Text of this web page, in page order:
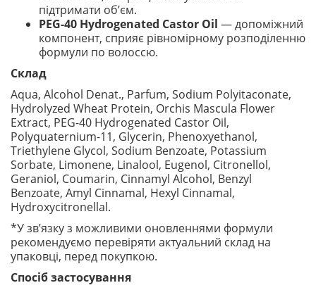
підтримати об’єм.
PEG-40 Hydrogenated Castor Oil — допоміжний
компонент, сприяє рівномірному розподіленню
формули по волоссю.
Склад
Aqua, Alcohol Denat., Parfum, Sodium Polyitaconate,
Hydrolyzed Wheat Protein, Orchis Mascula Flower
Extract, PEG-40 Hydrogenated Castor Oil,
Polyquaternium-11, Glycerin, Phenoxyethanol,
Triethylene Glycol, Sodium Benzoate, Potassium
Sorbate, Limonene, Linalool, Eugenol, Citronellol,
Geraniol, Coumarin, Cinnamyl Alcohol, Benzyl
Benzoate, Amyl Cinnamal, Hexyl Cinnamal,
Hydroxycitronellal.
*У зв’язку з можливими оновленнями формули
рекомендуємо перевіряти актуальний склад на
упаковці, перед покупкою.
Спосіб застосування